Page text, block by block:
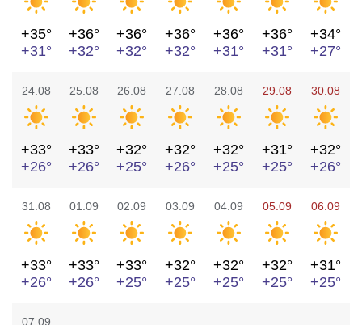
+35°
+31°
+36°
+32°
+36°
+32°
+36°
+32°
+36°
+31°
+36°
+31°
+34°
+27°
24.08
+33°
+26°
25.08
+33°
+26°
26.08
+32°
+25°
27.08
+32°
+26°
28.08
+32°
+25°
29.08
+31°
+25°
30.08
+32°
+26°
31.08
+33°
+26°
01.09
+33°
+26°
02.09
+33°
+25°
03.09
+32°
+25°
04.09
+32°
+25°
05.09
+32°
+25°
06.09
+31°
+25°
07.09